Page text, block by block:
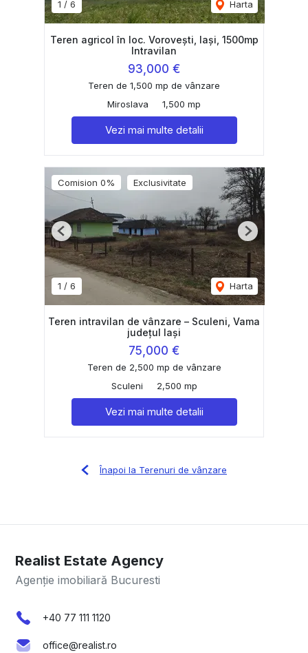
1 / 6 Harta
Teren agricol în loc. Vorovești, Iași, 1500mp
Intravilan
93,000 €
Teren de 1,500 mp de vânzare
Miroslava
1,500 mp
Vezi mai multe detalii
Comision 0% Exclusivitate
1 / 6 Harta
Previous Next
Teren intravilan de vânzare – Sculeni, Vama
județul Iași
75,000 €
Teren de 2,500 mp de vânzare
Sculeni
2,500 mp
Vezi mai multe detalii
Înapoi la Terenuri de vânzare
Realist Estate Agency
Agenție imobiliară Bucuresti
+40 77 111 1120
office@realist.ro